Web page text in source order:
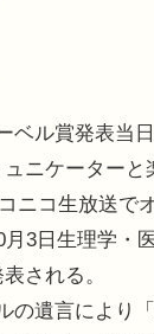
ル賞発表当
ニケーターと
ニコ生放送で
3日生理学・
される。
遺言により